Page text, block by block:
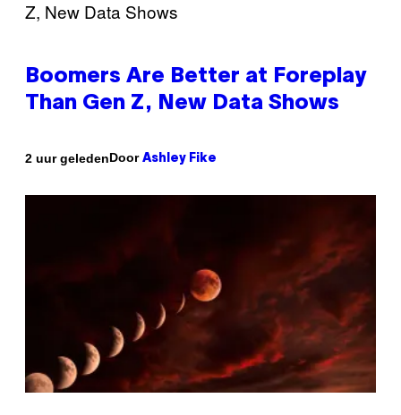
Boomers Are Better at Foreplay
Than Gen Z, New Data Shows
2 uur geledenDoor Ashley Fike